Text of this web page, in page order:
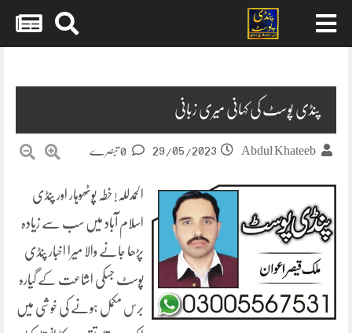
پنڈی پوسٹ کی کہانی میری زبانی
Abdul Khateeb
29/05/2023
الحمدللہ! خطہ پوٹھوہار اور پنڈی
اسلام آباد میں سب سے زیادہ
پڑھا جانے والا میرا اخبار پنڈی
پوسٹ جسکی اشاعت کے گیارہ
برس مکمل ہونے کی خوشی میں